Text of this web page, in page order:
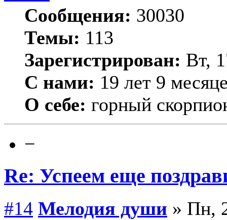
Сообщения: 30030
Темы: 113
Зарегистрирован: Вт,
С нами: 19 лет 9
О себе: горный
−
Re: Успеем еще
#14 Мелодия души » Пн,